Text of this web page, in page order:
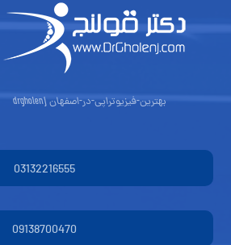
بهترین-فیزیوتراپی-در-اصفهان drgholenj
03132216555
09138700470